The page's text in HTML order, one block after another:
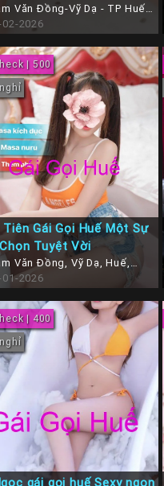
Văn Đồng-Vỹ Dạ - TP Huế (
Huế )
02-2026
| 500
Tiên Gái Gọi Huế Một Sự
Tuyệt Vời
Văn Đồng, Vỹ Dạ, Huế,
Huế
01-2026
| 400
gái gọi huế Sexy ngon